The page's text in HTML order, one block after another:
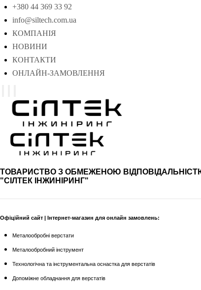
+380 44 369 33 92
info@siltech.com.ua
КОМПАНІЯ
НОВИНИ
КОНТАКТИ
ОНЛАЙН-ЗАМОВЛЕННЯ
ТОВАРИСТВО З ОБМЕЖЕНОЮ
"СІЛТЕК ІНЖИНІРИНГ"
Офіційний сайт | Інтернет-магазин для онлайн замовлень:
Металообробні верстати
Металообробний інструмент
Технологічна та інструментальна оснастка для верстатів
Допоміжне обладнання для верстатів